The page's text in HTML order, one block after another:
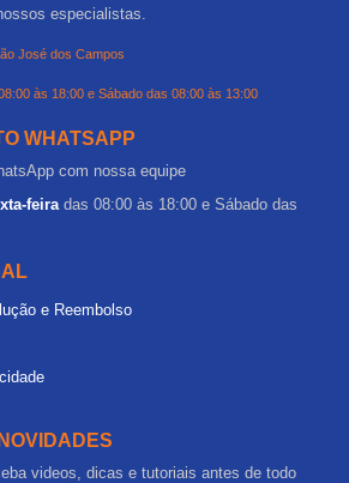
especialistas.
José dos Campos
às 18:00 e Sábado das 08:00 às 13:00
WHATSAPP
com nossa equipe
feira das 08:00 às 18:00 e Sábado das
e Reembolso
videos, dicas e tutoriais antes de todo